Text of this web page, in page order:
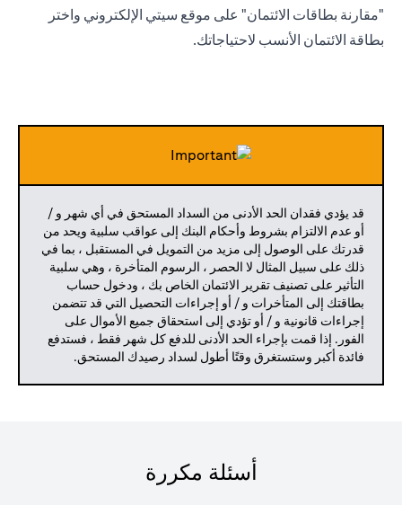
"مقارنة بطاقات الائتمان" على موقع سيتي الإلكتروني واختر
بطاقة الائتمان الأنسب لاحتياجاتك.
قد يؤدي فقدان الحد الأدنى من السداد المستحق في أي شهر و /
أو عدم الالتزام بشروط وأحكام البنك إلى عواقب سلبية ويحد من
قدرتك على الوصول إلى مزيد من التمويل في المستقبل ، بما في
ذلك على سبيل المثال لا الحصر ، الرسوم المتأخرة ، وهي سلبية
التأثير على تصنيف تقرير الائتمان الخاص بك ، ودخول حساب
بطاقتك إلى المتأخرات و / أو إجراءات التحصيل التي قد تتضمن
إجراءات قانونية و / أو تؤدي إلى استحقاق جميع الأموال على
الفور. إذا قمت بإجراء الحد الأدنى للدفع كل شهر فقط ، فستدفع
فائدة أكبر وستستغرق وقتًا أطول لسداد رصيدك المستحق.
أسئلة مكررة